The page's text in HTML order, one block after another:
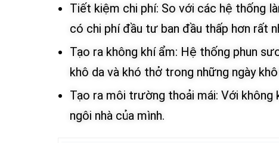
Tiết kiệm chi phí: So với các hệ thống
có chi phí đầu tư ban đầu thấp hơn rất
Tạo ra không khí ẩm: Hệ thống phun
khô da và khó thở trong những ngày khô
Tạo ra môi trường thoải mái: Với
ngôi nhà của mình.